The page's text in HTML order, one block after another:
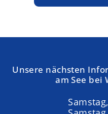
Unsere nächsten
am See bei